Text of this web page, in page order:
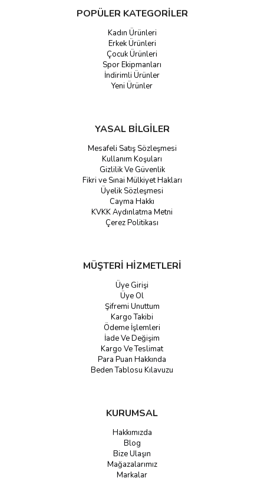
POPÜLER KATEGORİLER
Kadın Ürünleri
Erkek Ürünleri
Çocuk Ürünleri
Spor Ekipmanları
İndirimli Ürünler
Yeni Ürünler
YASAL BİLGİLER
Mesafeli Satış Sözleşmesi
Kullanım Koşuları
Gizlilik Ve Güvenlik
Fikri ve Sınai Mülkiyet Hakları
Üyelik Sözleşmesi
Cayma Hakkı
KVKK Aydınlatma Metni
Çerez Politikası
MÜŞTERİ HİZMETLERİ
Üye Girişi
Üye Ol
Şifremi Unuttum
Kargo Takibi
Ödeme İşlemleri
İade Ve Değişim
Kargo Ve Teslimat
Para Puan Hakkında
Beden Tablosu Kılavuzu
KURUMSAL
Hakkımızda
Blog
Bize Ulaşın
Mağazalarımız
Markalar